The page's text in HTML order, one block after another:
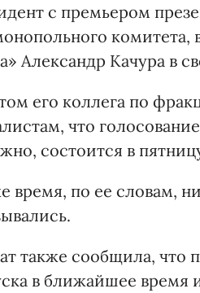
с премьером
комитета,
Александр Качура в
его коллега по
что
состоится в
время, по ее словам,
также сообщила, что
в ближайшее время